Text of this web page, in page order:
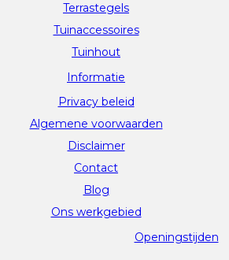
Terrastegels
Tuinaccessoires
Tuinhout
Informatie
Privacy beleid
Algemene voorwaarden
Disclaimer
Contact
Blog
Ons werkgebied
Openingstijden